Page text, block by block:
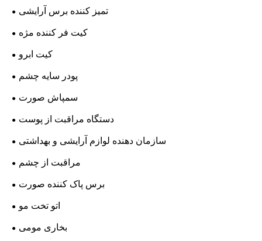
تمیز کننده برس آرایشی
کیت فر کننده مژه
کیت ابرو
پودر سایه چشم
سمپاش صورت
دستگاه مراقبت از پوست
سازمان دهنده لوازم آرایشی و بهداشتی
مراقبت از چشم
برس پاک کننده صورت
اتو تخت مو
بخاری مومی